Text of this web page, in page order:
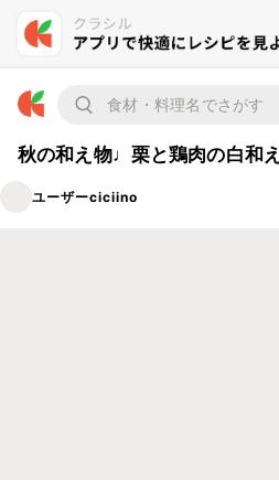
秋の和え物♩栗と鶏肉の白和え
ユーザーciciino